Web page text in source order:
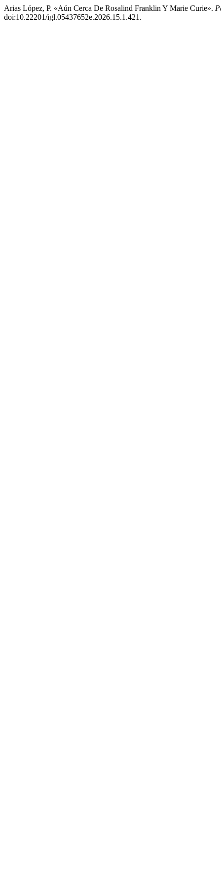
Arias López, P. «Aún Cerca De Rosalind Franklin Y Marie Curie».
doi:10.22201/igl.05437652e.2026.15.1.421.